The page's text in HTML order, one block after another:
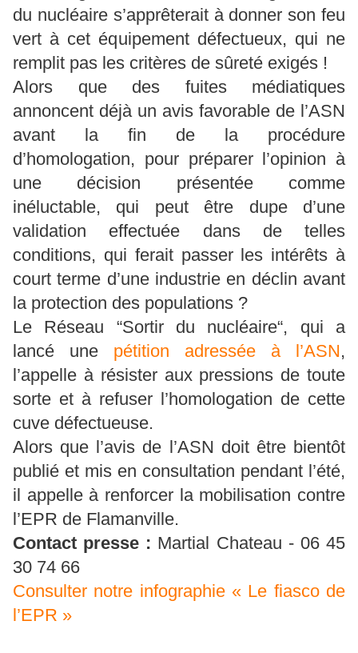
du nucléaire s’apprêterait à donner son feu
vert à cet équipement défectueux, qui ne
remplit pas les critères de sûreté exigés !
Alors que des fuites médiatiques
annoncent déjà un avis favorable de l’ASN
avant la fin de la procédure
d’homologation, pour préparer l’opinion à
une décision présentée comme
inéluctable, qui peut être dupe d’une
validation effectuée dans de telles
conditions, qui ferait passer les intérêts à
court terme d’une industrie en déclin avant
la protection des populations ?
Le Réseau “Sortir du nucléaire“, qui a
lancé une pétition adressée à l’ASN,
l’appelle à résister aux pressions de toute
sorte et à refuser l’homologation de cette
cuve défectueuse.
Alors que l’avis de l’ASN doit être bientôt
publié et mis en consultation pendant l’été,
il appelle à renforcer la mobilisation contre
l’EPR de Flamanville.
Contact presse : Martial Chateau - 06 45
30 74 66
Consulter notre infographie « Le fiasco de
l’EPR »